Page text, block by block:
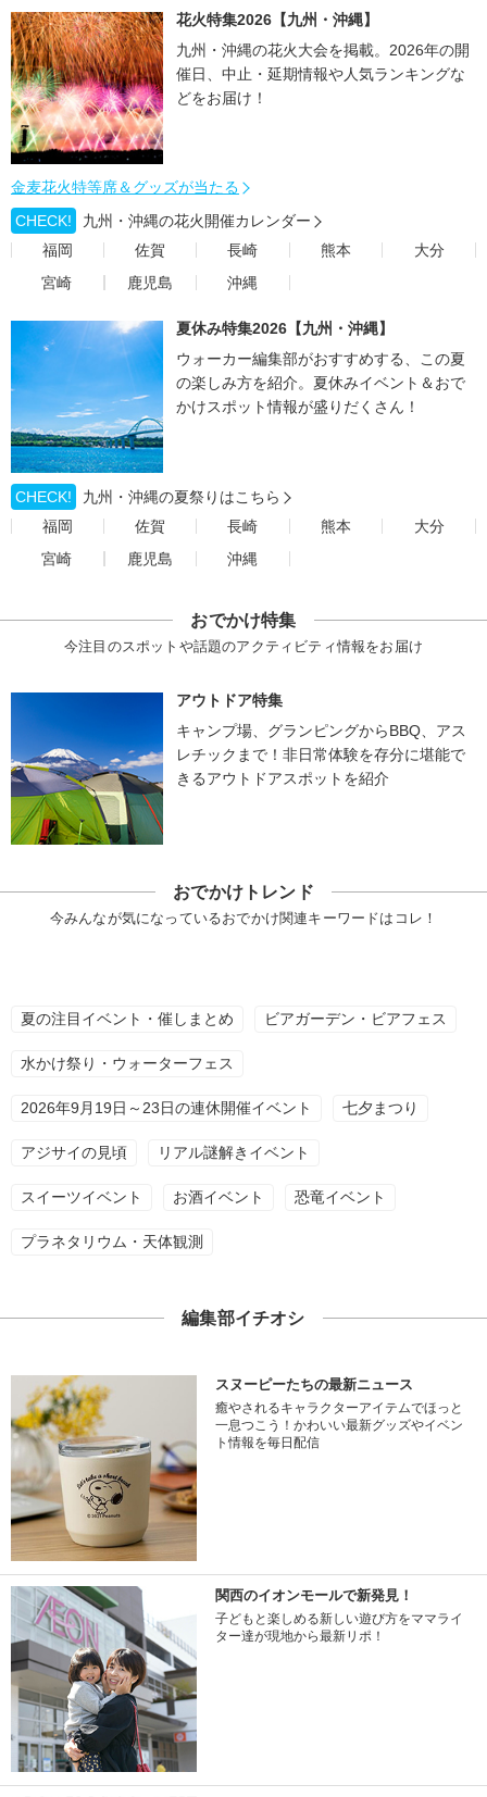
花火特集2026【九州・沖縄】
九州・沖縄の花火大会を掲載。2026年の開
催日、中止・延期情報や人気ランキングな
どをお届け！
金麦花火特等席＆グッズが当たる
CHECK!
九州・沖縄の花火開催カレンダー
福岡
佐賀 長崎 熊本
大分
宮崎
鹿児島 沖縄
夏休み特集2026【九州・沖縄】
ウォーカー編集部がおすすめする、この夏
の楽しみ方を紹介。夏休みイベント＆おで
かけスポット情報が盛りだくさん！
CHECK!
九州・沖縄の夏祭りはこちら
福岡
佐賀 長崎 熊本
大分
宮崎
鹿児島 沖縄
おでかけ特集
今注目のスポットや話題のアクティビティ情報をお届け
アウトドア特集
キャンプ場、グランピングからBBQ、アス
レチックまで！非日常体験を存分に堪能で
きるアウトドアスポットを紹介
おでかけトレンド
今みんなが気になっているおでかけ関連キーワードはコレ！
夏の注目イベント・催しまとめ ビアガーデン・ビアフェス
水かけ祭り・ウォーターフェス
2026年9月19日～23日の連休開催イベント 七夕まつり
アジサイの見頃 リアル謎解きイベント
スイーツイベント お酒イベント 恐竜イベント
プラネタリウム・天体観測
編集部イチオシ
スヌーピーたちの最新ニュース
癒やされるキャラクターアイテムでほっと
一息つこう！かわいい最新グッズやイベン
ト情報を毎日配信
関西のイオンモールで新発見！
子どもと楽しめる新しい遊び方をママライ
ター達が現地から最新リポ！